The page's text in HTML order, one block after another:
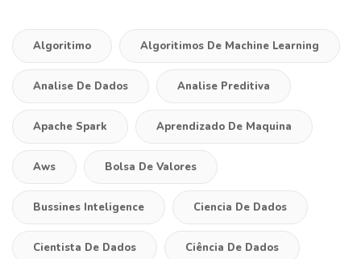
Algoritimo Algoritimos De Machine Learning
Analise De Dados Analise Preditiva
Apache Spark Aprendizado De Maquina
Aws Bolsa De Valores
Bussines Inteligence Ciencia De Dados
Cientista De Dados Ciência De Dados